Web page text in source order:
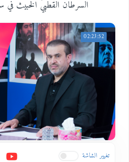
السرطان القطبيُّ الخبيث في
02:23:52
تغيير الشاشة